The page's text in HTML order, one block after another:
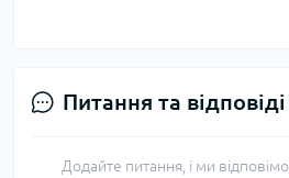
Питання та відповіді
Додайте питання, і ми